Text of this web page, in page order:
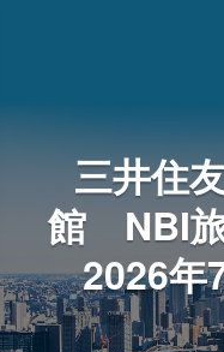
三井住
館 NBI旅
2026年